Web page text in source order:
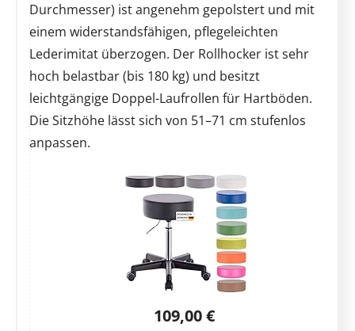
Durchmesser) ist angenehm gepolstert und mit
einem widerstandsfähigen, pflegeleichten
Lederimitat überzogen. Der Rollhocker ist sehr
hoch belastbar (bis 180 kg) und besitzt
leichtgängige Doppel-Laufrollen für Hartböden.
Die Sitzhöhe lässt sich von 51–71 cm stufenlos
anpassen.
109,00 €